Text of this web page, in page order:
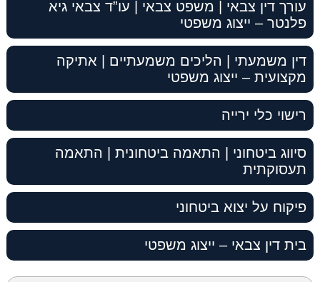
עורך דין צבאי | משפט צבאי | עו”ד צבאי גיא
פלנטר – ייצוג משפטי
דין משמעתי | הליכים משמעתיים | אתיקה
מקצועית – ייצוג משפטי
רישוי כלי ירייה
סיווג ביטחוני | התאמה ביטחונית | התאמה
תעסוקתית
פיקוח על יצוא ביטחוני
בית דין צבאי – ייצוג משפטי